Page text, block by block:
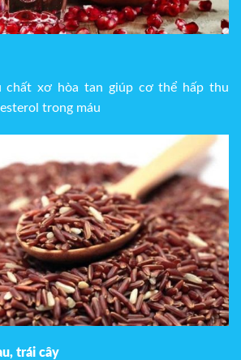
chất xơ hòa tan giúp cơ thể hấp thu
trong máu
trái cây